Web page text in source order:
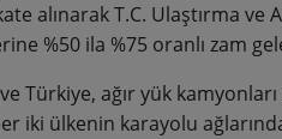
alınarak T.C. Ulaştırma ve
%50 ila %75 oranlı zam
Türkiye, ağır yük
iki ülkenin karayolu